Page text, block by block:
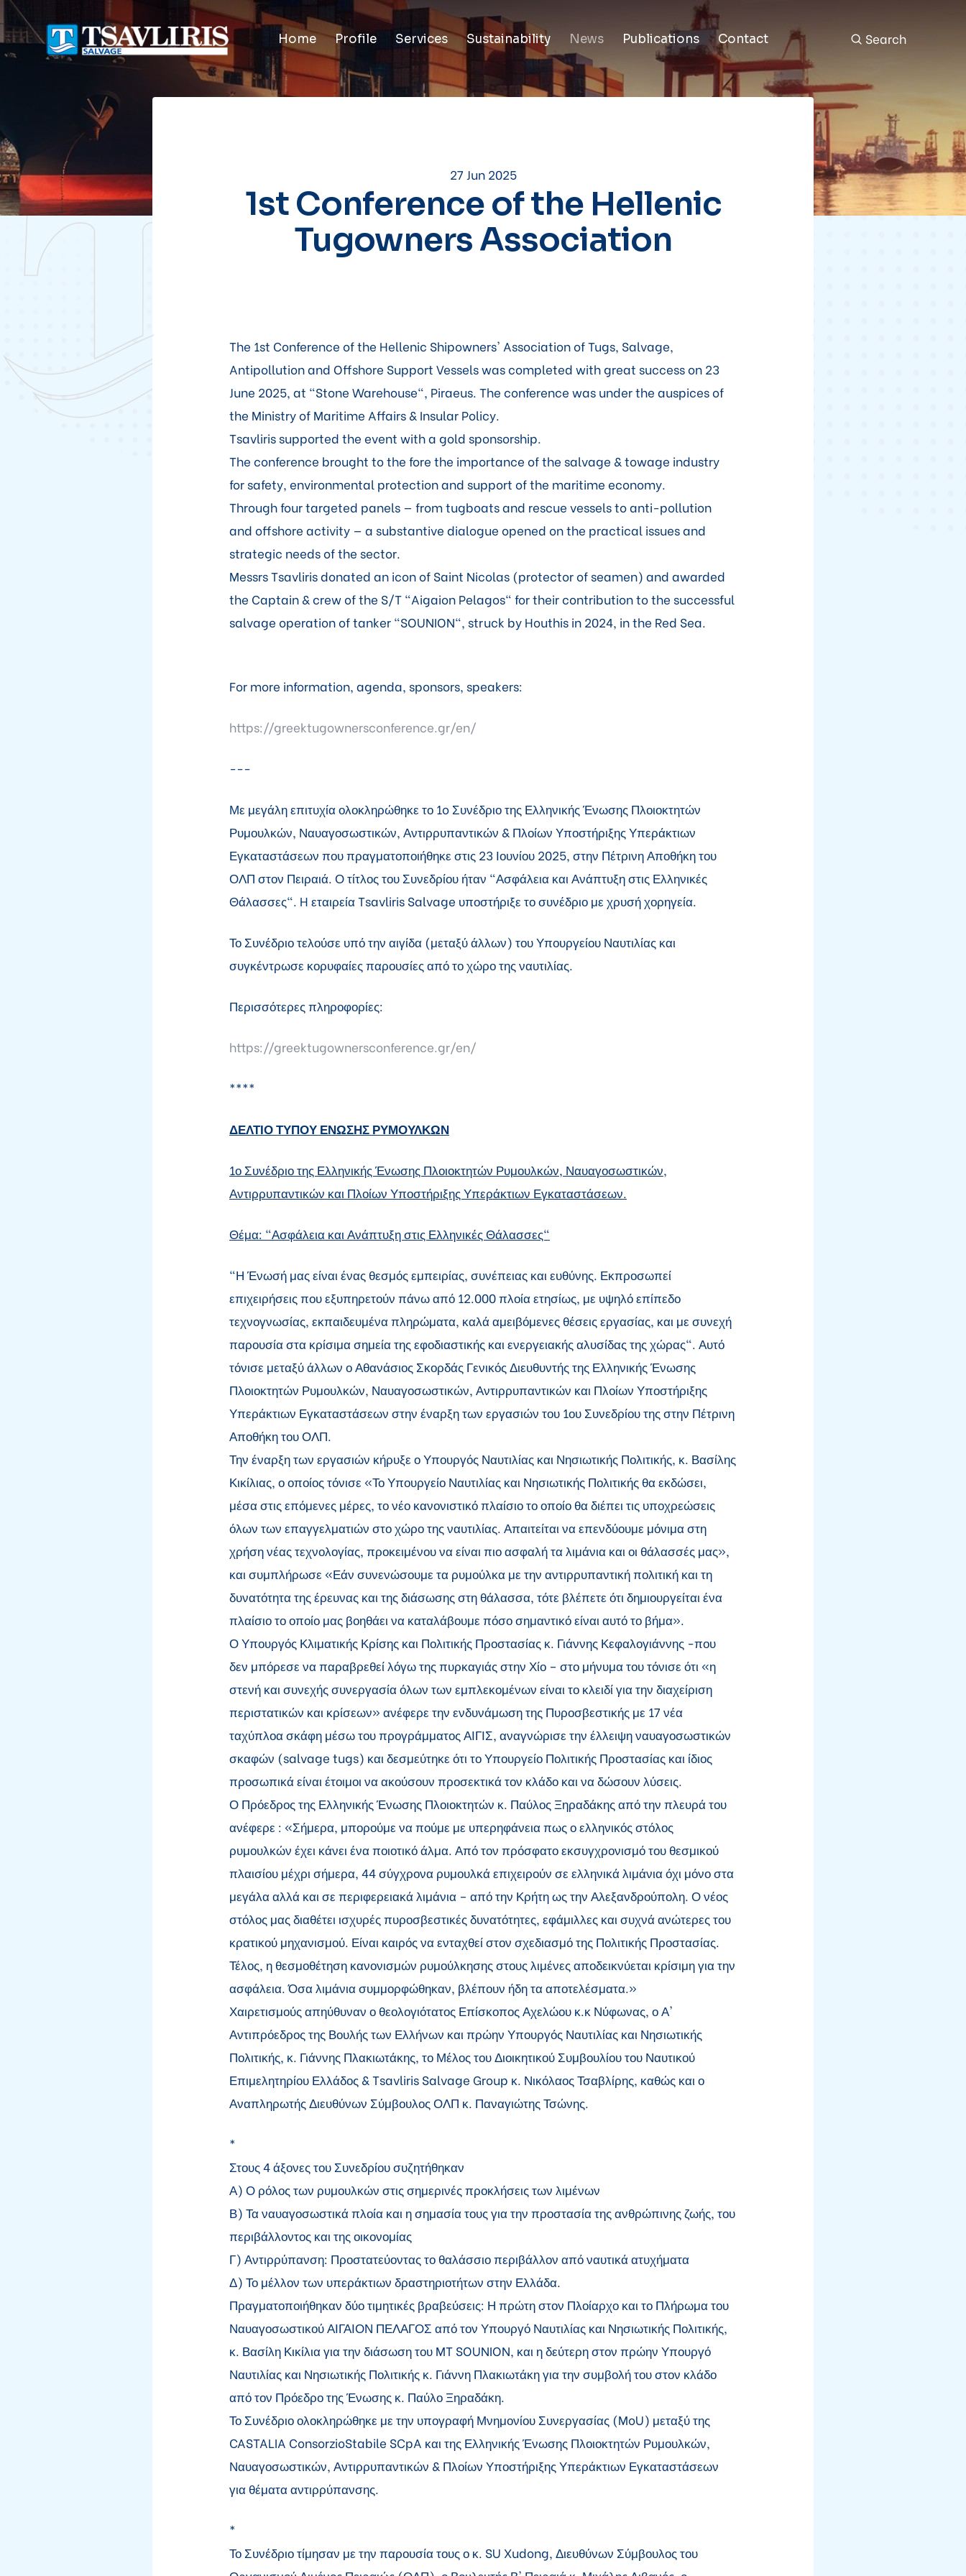
Home Profile Services Sustainability News Publications Contact Search
27 Jun 2025
1st Conference of the Hellenic
Tugowners Association
The 1st Conference of the Hellenic Shipowners' Association of Tugs, Salvage,
Antipollution and Offshore Support Vessels was completed with great success on 23
June 2025, at "Stone Warehouse", Piraeus. The conference was under the auspices of
the Ministry of Maritime Affairs & Insular Policy.
Tsavliris supported the event with a gold sponsorship.
The conference brought to the fore the importance of the salvage & towage industry
for safety, environmental protection and support of the maritime economy.
Through four targeted panels — from tugboats and rescue vessels to anti-pollution
and offshore activity — a substantive dialogue opened on the practical issues and
strategic needs of the sector.
Messrs Tsavliris donated an icon of Saint Nicolas (protector of seamen) and awarded
the Captain & crew of the S/T "Aigaion Pelagos" for their contribution to the successful
salvage operation of tanker "SOUNION", struck by Houthis in 2024, in the Red Sea.
For more information, agenda, sponsors, speakers:
https://greektugownersconference.gr/en/
---
Με μεγάλη επιτυχία ολοκληρώθηκε το 1o Συνέδριο της Ελληνικής Ένωσης Πλοιοκτητών
Ρυμουλκών, Ναυαγοσωστικών, Αντιρρυπαντικών & Πλοίων Υποστήριξης Υπεράκτιων
Εγκαταστάσεων που πραγματοποιήθηκε στις 23 Ιουνίου 2025, στην Πέτρινη Αποθήκη του
ΟΛΠ στον Πειραιά. Ο τίτλος του Συνεδρίου ήταν "Ασφάλεια και Ανάπτυξη στις Ελληνικές
Θάλασσες". H εταιρεία Tsavliris Salvage υποστήριξε το συνέδριο με χρυσή χορηγεία.
Το Συνέδριο τελούσε υπό την αιγίδα (μεταξύ άλλων) του Υπουργείου Ναυτιλίας και
συγκέντρωσε κορυφαίες παρουσίες από το χώρο της ναυτιλίας.
Περισσότερες πληροφορίες:
https://greektugownersconference.gr/en/
****
ΔΕΛΤΙΟ ΤΥΠΟΥ ΕΝΩΣΗΣ ΡΥΜΟΥΛΚΩΝ
1ο Συνέδριο της Ελληνικής Ένωσης Πλοιοκτητών Ρυμουλκών, Ναυαγοσωστικών,
Αντιρρυπαντικών και Πλοίων Υποστήριξης Υπεράκτιων Εγκαταστάσεων.
Θέμα: "Ασφάλεια και Ανάπτυξη στις Ελληνικές Θάλασσες"
"Η Ένωσή μας είναι ένας θεσμός εμπειρίας, συνέπειας και ευθύνης. Εκπροσωπεί
επιχειρήσεις που εξυπηρετούν πάνω από 12.000 πλοία ετησίως, με υψηλό επίπεδο
τεχνογνωσίας, εκπαιδευμένα πληρώματα, καλά αμειβόμενες θέσεις εργασίας, και με συνεχή
παρουσία στα κρίσιμα σημεία της εφοδιαστικής και ενεργειακής αλυσίδας της χώρας". Αυτό
τόνισε μεταξύ άλλων ο Αθανάσιος Σκορδάς Γενικός Διευθυντής της Ελληνικής Ένωσης
Πλοιοκτητών Ρυμουλκών, Ναυαγοσωστικών, Αντιρρυπαντικών και Πλοίων Υποστήριξης
Υπεράκτιων Εγκαταστάσεων στην έναρξη των εργασιών του 1ου Συνεδρίου της στην Πέτρινη
Αποθήκη του ΟΛΠ.
Την έναρξη των εργασιών κήρυξε ο Υπουργός Ναυτιλίας και Νησιωτικής Πολιτικής, κ. Βασίλης
Κικίλιας, ο οποίος τόνισε «Το Υπουργείο Ναυτιλίας και Νησιωτικής Πολιτικής θα εκδώσει,
μέσα στις επόμενες μέρες, το νέο κανονιστικό πλαίσιο το οποίο θα διέπει τις υποχρεώσεις
όλων των επαγγελματιών στο χώρο της ναυτιλίας. Απαιτείται να επενδύουμε μόνιμα στη
χρήση νέας τεχνολογίας, προκειμένου να είναι πιο ασφαλή τα λιμάνια και οι θάλασσές μας»,
και συμπλήρωσε «Εάν συνενώσουμε τα ρυμούλκα με την αντιρρυπαντική πολιτική και τη
δυνατότητα της έρευνας και της διάσωσης στη θάλασσα, τότε βλέπετε ότι δημιουργείται ένα
πλαίσιο το οποίο μας βοηθάει να καταλάβουμε πόσο σημαντικό είναι αυτό το βήμα».
Ο Υπουργός Κλιματικής Κρίσης και Πολιτικής Προστασίας κ. Γιάννης Κεφαλογιάννης -που
δεν μπόρεσε να παραβρεθεί λόγω της πυρκαγιάς στην Χίο – στο μήνυμα του τόνισε ότι «η
στενή και συνεχής συνεργασία όλων των εμπλεκομένων είναι το κλειδί για την διαχείριση
περιστατικών και κρίσεων» ανέφερε την ενδυνάμωση της Πυροσβεστικής με 17 νέα
ταχύπλοα σκάφη μέσω του προγράμματος ΑΙΓΙΣ, αναγνώρισε την έλλειψη ναυαγοσωστικών
σκαφών (salvage tugs) και δεσμεύτηκε ότι το Υπουργείο Πολιτικής Προστασίας και ίδιος
προσωπικά είναι έτοιμοι να ακούσουν προσεκτικά τον κλάδο και να δώσουν λύσεις.
Ο Πρόεδρος της Ελληνικής Ένωσης Πλοιοκτητών κ. Παύλος Ξηραδάκης από την πλευρά του
ανέφερε : «Σήμερα, μπορούμε να πούμε με υπερηφάνεια πως ο ελληνικός στόλος
ρυμουλκών έχει κάνει ένα ποιοτικό άλμα. Από τον πρόσφατο εκσυγχρονισμό του θεσμικού
πλαισίου μέχρι σήμερα, 44 σύγχρονα ρυμουλκά επιχειρούν σε ελληνικά λιμάνια όχι μόνο στα
μεγάλα αλλά και σε περιφερειακά λιμάνια – από την Κρήτη ως την Αλεξανδρούπολη. Ο νέος
στόλος μας διαθέτει ισχυρές πυροσβεστικές δυνατότητες, εφάμιλλες και συχνά ανώτερες του
κρατικού μηχανισμού. Είναι καιρός να ενταχθεί στον σχεδιασμό της Πολιτικής Προστασίας.
Τέλος, η θεσμοθέτηση κανονισμών ρυμούλκησης στους λιμένες αποδεικνύεται κρίσιμη για την
ασφάλεια. Όσα λιμάνια συμμορφώθηκαν, βλέπουν ήδη τα αποτελέσματα.»
Χαιρετισμούς απηύθυναν ο θεολογιότατος Επίσκοπος Αχελώου κ.κ Νύφωνας, ο Α'
Αντιπρόεδρος της Βουλής των Ελλήνων και πρώην Υπουργός Ναυτιλίας και Νησιωτικής
Πολιτικής, κ. Γιάννης Πλακιωτάκης, το Μέλος του Διοικητικού Συμβουλίου του Ναυτικού
Επιμελητηρίου Ελλάδος & Tsavliris Salvage Group κ. Νικόλαος Τσαβλίρης, καθώς και ο
Αναπληρωτής Διευθύνων Σύμβουλος ΟΛΠ κ. Παναγιώτης Τσώνης.
*
Στους 4 άξονες του Συνεδρίου συζητήθηκαν
Α) Ο ρόλος των ρυμουλκών στις σημερινές προκλήσεις των λιμένων
Β) Τα ναυαγοσωστικά πλοία και η σημασία τους για την προστασία της ανθρώπινης ζωής, του
περιβάλλοντος και της οικονομίας
Γ) Αντιρρύπανση: Προστατεύοντας το θαλάσσιο περιβάλλον από ναυτικά ατυχήματα
Δ) Το μέλλον των υπεράκτιων δραστηριοτήτων στην Ελλάδα.
Πραγματοποιήθηκαν δύο τιμητικές βραβεύσεις: Η πρώτη στον Πλοίαρχο και το Πλήρωμα του
Ναυαγοσωστικού ΑΙΓΑΙΟΝ ΠΕΛΑΓΟΣ από τον Υπουργό Ναυτιλίας και Νησιωτικής Πολιτικής,
κ. Βασίλη Κικίλια για την διάσωση του MT SOUNION, και η δεύτερη στον πρώην Υπουργό
Ναυτιλίας και Νησιωτικής Πολιτικής κ. Γιάννη Πλακιωτάκη για την συμβολή του στον κλάδο
από τον Πρόεδρο της Ένωσης κ. Παύλο Ξηραδάκη.
Το Συνέδριο ολοκληρώθηκε με την υπογραφή Μνημονίου Συνεργασίας (MoU) μεταξύ της
CASTALIA ConsorzioStabile SCpA και της Ελληνικής Ένωσης Πλοιοκτητών Ρυμουλκών,
Ναυαγοσωστικών, Αντιρρυπαντικών & Πλοίων Υποστήριξης Υπεράκτιων Εγκαταστάσεων
για θέματα αντιρρύπανσης.
*
Το Συνέδριο τίμησαν με την παρουσία τους ο κ. SU Xudong, Διευθύνων Σύμβουλος του